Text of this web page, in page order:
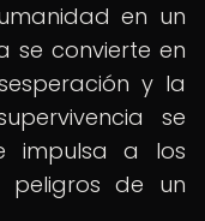
en un
se convierte en
y la
se
impulsa a los
peligros de un